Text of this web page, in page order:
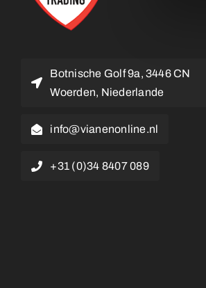
Botnische Golf 9a, 3446 CN
Woerden, Niederlande
info@vianenonline.nl
+31 (0)34 8407 089